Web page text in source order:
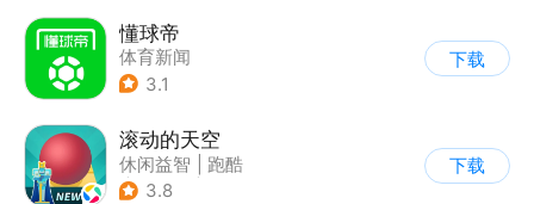
懂球帝
体育新闻
3.1
下载
滚动的天空
休闲益智
跑酷
| 女性向
3.8
下载